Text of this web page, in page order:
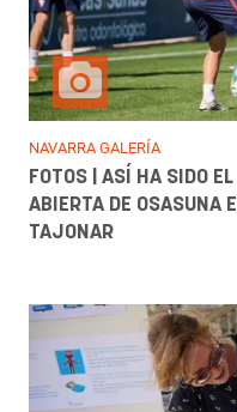
NAVARRA GALERÍA
FOTOS | ASÍ HA SIDO
ABIERTA DE OSASUNA
TAJONAR